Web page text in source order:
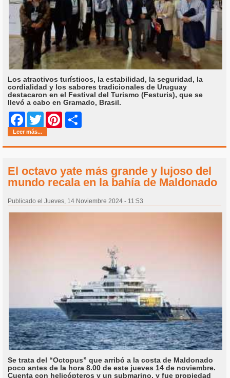
Los atractivos turísticos, la estabilidad, la seguridad, la
cordialidad y los sabores tradicionales de Uruguay
destacaron en el Festival del Turismo (Festuris), que se
llevó a cabo en Gramado, Brasil.
Facebook
Twitter Pinterest
Leer más...
El octavo yate más grande y lujoso del
mundo recala en la bahía de Maldonado
Publicado el Jueves, 14 Noviembre 2024 - 11:53
Se trata del “Octopus” que arribó a la costa de Maldonado
poco antes de la hora 8.00 de este jueves 14 de noviembre.
Cuenta con helicópteros y un submarino, y fue propiedad